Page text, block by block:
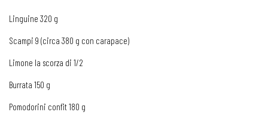
Linguine 320 g
Scampi 9 (circa 380 g con carapace)
Limone la scorza di 1/2
Burrata 150 g
Pomodorini confit 180 g